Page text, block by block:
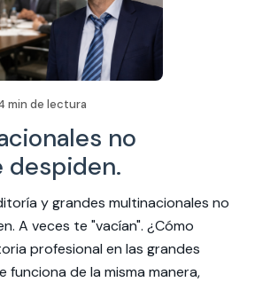
min de lectura
no
despiden.
y grandes multinacionales no
A veces te "vacían". ¿Cómo
profesional en las grandes
funciona de la misma manera,